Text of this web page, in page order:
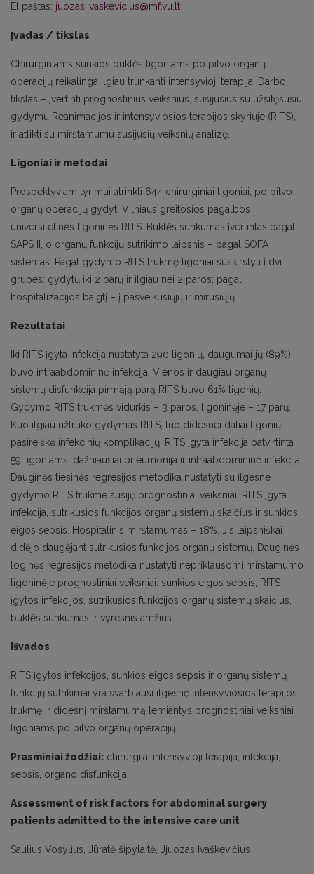
El paštas: juozas.ivaskevicius@mf.vu.lt
Įvadas / tikslas
Chirurginiams sunkios būklės ligoniams po pilvo organų
operacijų reikalinga ilgiau trunkanti intensyvioji terapija. Darbo
tikslas – įvertinti prognostinius veiksnius, susijusius su užsitęsusiu
gydymu Reanimacijos ir intensyviosios terapijos skyriuje (RITS),
ir atlikti su mirštamumu susijusių veiksnių analizę.
Ligoniai ir metodai
Prospektyviam tyrimui atrinkti 644 chirurginiai ligoniai, po pilvo
organų operacijų gydyti Vilniaus greitosios pagalbos
universitetinės ligoninės RITS. Būklės sunkumas įvertintas pagal
SAPS II, o organų funkcijų sutrikimo laipsnis – pagal SOFA
sistemas. Pagal gydymo RITS trukmę ligoniai suskirstyti į dvi
grupes: gydytų iki 2 parų ir ilgiau nei 2 paros; pagal
hospitalizacijos baigtį – į pasveikusiųjų ir mirusiųjų.
Rezultatai
Iki RITS įgyta infekcija nustatyta 290 ligonių, daugumai jų (89%)
buvo intraabdomininė infekcija. Vienos ir daugiau organų
sistemų disfunkcija pirmąją parą RITS buvo 61% ligonių.
Gydymo RITS trukmės vidurkis – 3 paros, ligoninėje – 17 parų.
Kuo ilgiau užtruko gydymas RITS, tuo didesnei daliai ligonių
pasireiškė infekcinių komplikacijų. RITS įgyta infekcija patvirtinta
59 ligoniams, dažniausiai pneumonija ir intraabdomininė infekcija.
Dauginės tiesinės regresijos metodika nustatyti su ilgesne
gydymo RITS trukme susiję prognostiniai veiksniai: RITS įgyta
infekcija, sutrikusios funkcijos organų sistemų skaičius ir sunkios
eigos sepsis. Hospitalinis mirštamumas – 18%. Jis laipsniškai
didėjo daugėjant sutrikusios funkcijos organų sistemų. Dauginės
loginės regresijos metodika nustatyti nepriklausomi mirštamumo
ligoninėje prognostiniai veiksniai: sunkios eigos sepsis, RITS
įgytos infekcijos, sutrikusios funkcijos organų sistemų skaičius,
būklės sunkumas ir vyresnis amžius.
Išvados
RITS įgytos infekcijos, sunkios eigos sepsis ir organų sistemų
funkcijų sutrikimai yra svarbiausi ilgesnę intensyviosios terapijos
trukmę ir didesnį mirštamumą lemiantys prognostiniai veiksniai
ligoniams po pilvo organų operacijų.
Prasminiai žodžiai: chirurgija, intensyvioji terapija, infekcija,
sepsis, organo disfunkcija
Assessment of risk factors for abdominal surgery
patients admitted to the intensive care unit
Saulius Vosylius, Jūratė šipylaitė, Jjuozas Ivaškevičius